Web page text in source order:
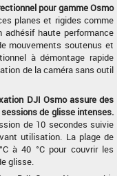
pour gamme Osmo
planes et rigides comme
haute performance
mouvements soutenus et
à démontage rapide
de la caméra sans outil
DJI Osmo assure des
de glisse intenses.
de 10 secondes suivie
utilisation. La plage de
à 40 °C pour couvrir les
glisse.